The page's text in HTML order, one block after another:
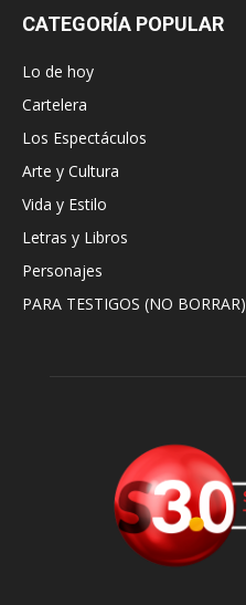
CATEGORÍA POPULAR
Lo de hoy
Cartelera
Los Espectáculos
Arte y Cultura
Vida y Estilo
Letras y Libros
Personajes
PARA TESTIGOS (NO BORRAR)